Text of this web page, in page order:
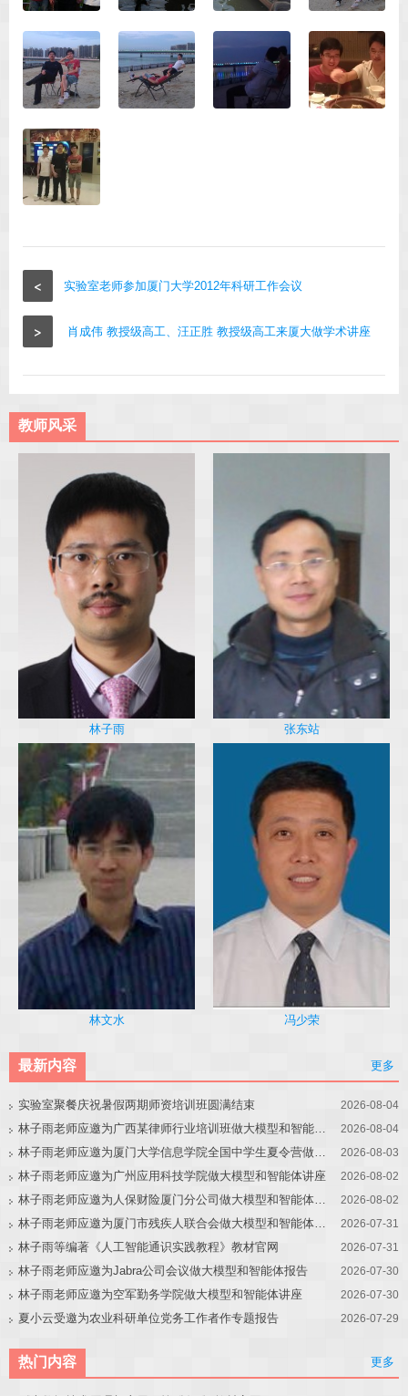
< 实验室老师参加厦门大学2012年科研工作会议
> 肖成伟 教授级高工、汪正胜 教授级高工来厦大做学术讲座
教师风采
林子雨 张东站
林文水 冯少荣
最新内容 更多
实验室聚餐庆祝暑假两期师资培训班圆满结束 2026-08-04
林子雨老师应邀为广西某律师行业培训班做大模型和智能体讲座 2026-08-04
林子雨老师应邀为厦门大学信息学院全国中学生夏令营做大模型讲座 2026-08-03
林子雨老师应邀为广州应用科技学院做大模型和智能体讲座 2026-08-02
林子雨老师应邀为人保财险厦门分公司做大模型和智能体讲座 2026-08-02
林子雨老师应邀为厦门市残疾人联合会做大模型和智能体讲座 2026-07-31
林子雨等编著《人工智能通识实践教程》教材官网 2026-07-31
林子雨老师应邀为Jabra公司会议做大模型和智能体报告 2026-07-30
林子雨老师应邀为空军勤务学院做大模型和智能体讲座 2026-07-30
夏小云受邀为农业科研单位党务工作者作专题报告 2026-07-29
热门内容 更多